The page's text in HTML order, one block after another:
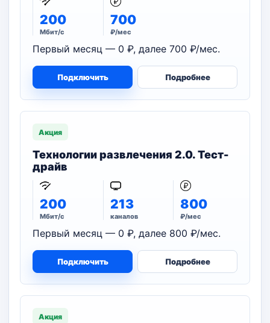
200
Мбит/с
700
₽/мес
Первый месяц — 0 ₽, далее 700 ₽/мес.
Подключить Подробнее
Акция
Технологии развлечения 2.0. Тест-
драйв
200
Мбит/с
213
каналов
800
₽/мес
Первый месяц — 0 ₽, далее 800 ₽/мес.
Подключить Подробнее
Акция